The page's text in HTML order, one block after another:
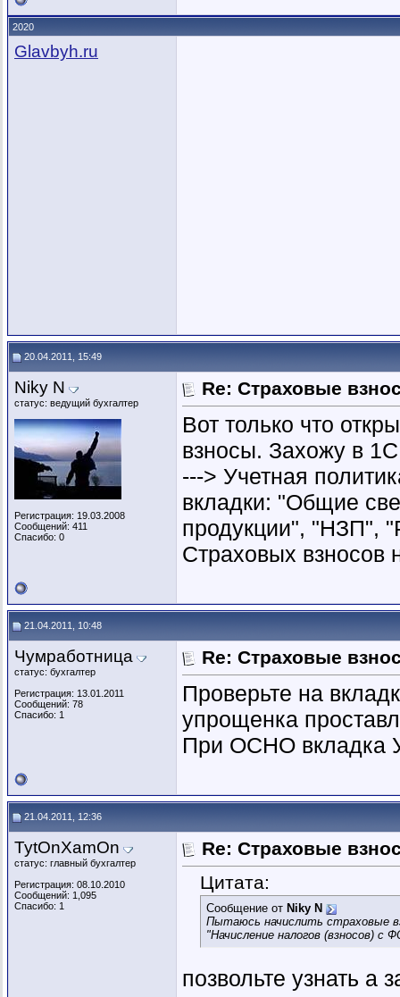
2020
Glavbyh.ru
20.04.2011, 15:49
Niky N
статус: ведущий бухгалтер
Регистрация: 19.03.2008
Сообщений: 411
Спасибо: 0
Re: Страховые
Вот только что
взносы. Захожу в
---> Учетная
вкладки: "Общие
продукции", "НЗП",
Страховых взносов
21.04.2011, 10:48
Чумработница
статус: бухгалтер
Регистрация: 13.01.2011
Сообщений: 78
Спасибо: 1
Re: Страховые
Проверьте на
упрощенка
При ОСНО вкладка
21.04.2011, 12:36
TytOnXamOn
статус: главный бухгалтер
Регистрация: 08.10.2010
Сообщений: 1,095
Спасибо: 1
Re: Страховые
Цитата:
Сообщение от Niky N
Пытаюсь начислить страховые
"Начисление налогов (взносов) с
позвольте узнать а